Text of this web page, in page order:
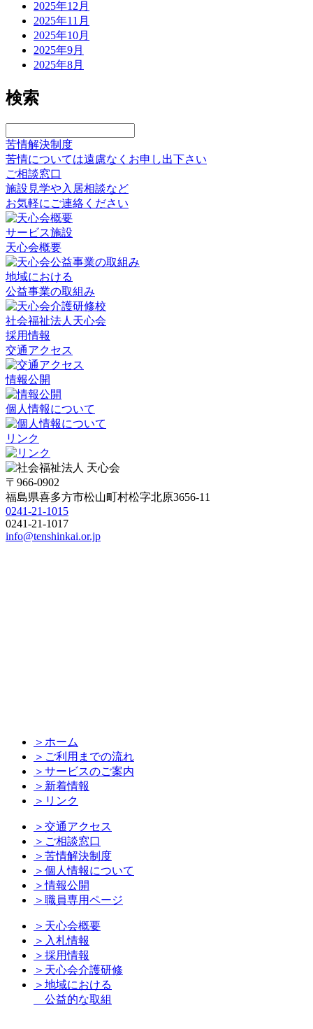
2025年12月
2025年11月
2025年10月
2025年9月
2025年8月
検索
苦情解決制度
苦情については遠慮なくお申し出下さい
ご相談窓口
施設見学や入居相談など
お気軽にご連絡ください
サービス施設
天心会概要
地域における
公益事業の取組み
社会福祉法人天心会
採用情報
交通アクセス
情報公開
個人情報について
リンク
〒966-0902
福島県喜多方市松山町村松字北原3656-11
0241-21-1015
0241-21-1017
info@tenshinkai.or.jp
＞ホーム
＞ご利用までの流れ
＞サービスのご案内
＞新着情報
＞リンク
＞交通アクセス
＞ご相談窓口
＞苦情解決制度
＞個人情報について
＞情報公開
＞職員専用ページ
＞天心会概要
＞入札情報
＞採用情報
＞天心会介護研修
＞地域における
公益的な取組